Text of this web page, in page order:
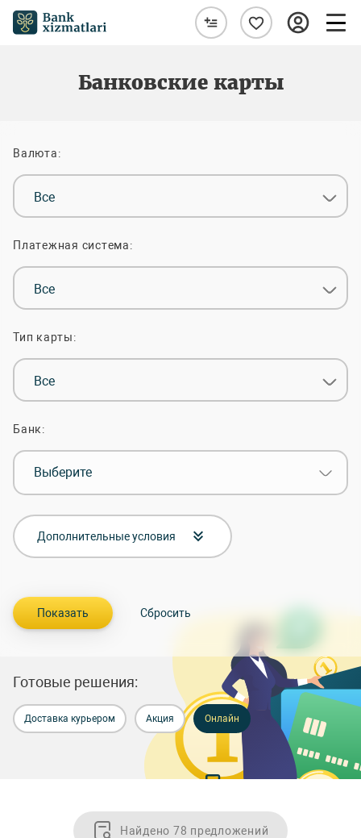
Банковские карты
Валюта:
Все
Платежная система:
Все
Тип карты:
Все
Банк:
Выберите
Дополнительные условия
Готовые решения:
Доставка курьером Акция Онлайн
Найдено 78 предложений